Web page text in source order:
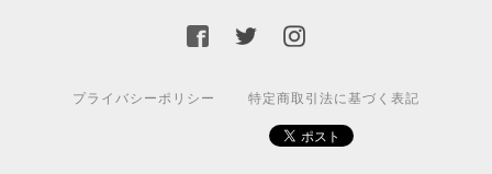
プライバシーポリシー 特定商取引法に基づく表記